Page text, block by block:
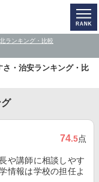
ランキング・比較
さ・治安ランキング・比
74.5点
や講師に相談しやす
情報は学校の担任よ